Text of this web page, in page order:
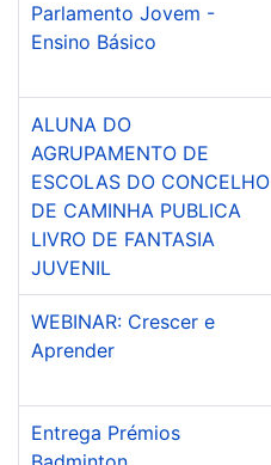
Parlamento Jovem -
Ensino Básico
ALUNA DO
AGRUPAMENTO DE
ESCOLAS DO CONCELHO
DE CAMINHA PUBLICA
LIVRO DE FANTASIA
JUVENIL
WEBINAR: Crescer e
Aprender
Entrega Prémios